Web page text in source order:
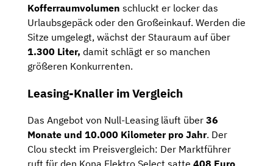
Kofferraumvolumen schluckt er locker das
Urlaubsgepäck oder den Großeinkauf. Werden die
Sitze umgelegt, wächst der Stauraum auf über
1.300 Liter, damit schlägt er so manchen
größeren Konkurrenten.
Leasing-Knaller im Vergleich
Das Angebot von Null-Leasing läuft über 36
Monate und 10.000 Kilometer pro Jahr. Der
Clou steckt im Preisvergleich: Der Marktführer